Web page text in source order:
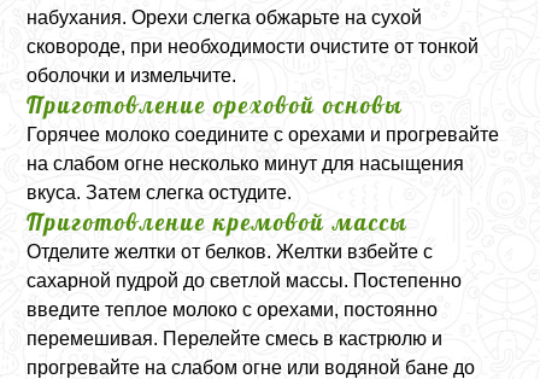
набухания. Орехи слегка обжарьте на сухой
сковороде, при необходимости очистите от тонкой
оболочки и измельчите.
Приготовление ореховой основы
Горячее молоко соедините с орехами и прогревайте
на слабом огне несколько минут для насыщения
вкуса. Затем слегка остудите.
Приготовление кремовой массы
Отделите желтки от белков. Желтки взбейте с
сахарной пудрой до светлой массы. Постепенно
введите теплое молоко с орехами, постоянно
перемешивая. Перелейте смесь в кастрюлю и
прогревайте на слабом огне или водяной бане до